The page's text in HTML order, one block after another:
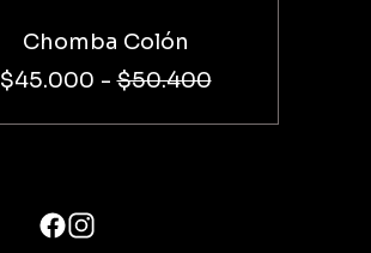
Chomba Colón
$45.000 - $50.400